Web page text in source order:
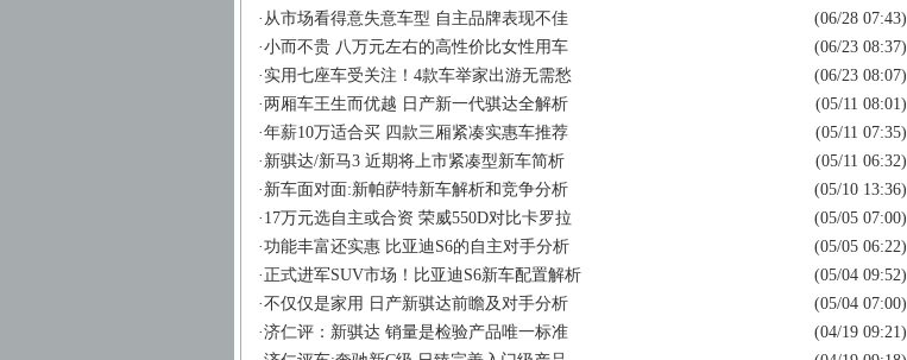
(06/28 07:43)
· 从市场看得意失意车型 自主品牌表现不佳
(06/23 08:37)
·小而不贵 八万元左右的高性价比女性用车
(06/23 08:07)
· 实用七座车受关注！4款车举家出游无需愁
(05/11 08:01)
· 两厢车王生而优越 日产新一代骐达全解析
(05/11 07:35)
·年薪10万适合买 四款三厢紧凑实惠车推荐
(05/11 06:32)
· 新骐达/新马3 近期将上市紧凑型新车简析
(05/10 13:36)
· 新车面对面:新帕萨特新车解析和竞争分析
(05/05 07:00)
· 17万元选自主或合资 荣威550D对比卡罗拉
(05/05 06:22)
·功能丰富还实惠 比亚迪S6的自主对手分析
(05/04 09:52)
· 正式进军SUV市场！比亚迪S6新车配置解析
(05/04 07:00)
·不仅仅是家用 日产新骐达前瞻及对手分析
(04/19 09:21)
·济仁评：新骐达 销量是检验产品唯一标准